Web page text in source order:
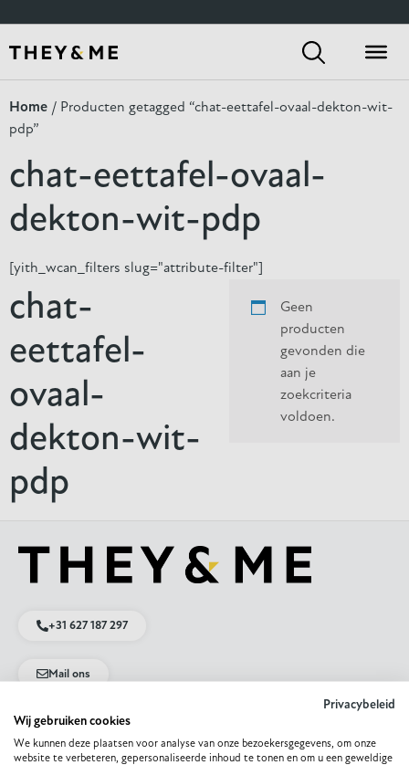
Home / Producten getagged “chat-eettafel-ovaal-dekton-wit-
pdp”
chat-eettafel-ovaal-
dekton-wit-pdp
[yith_wcan_filters slug="attribute-filter"]
chat-
eettafel-
ovaal-
dekton-wit-
pdp
Geen
producten
gevonden die
aan je
zoekcriteria
voldoen.
+31 627 187 297
Mail ons
App met ons
Privacybeleid
Wij gebruiken cookies
We kunnen deze plaatsen voor analyse van onze bezoekersgegevens, om onze
website te verbeteren, gepersonaliseerde inhoud te tonen en om u een geweldige